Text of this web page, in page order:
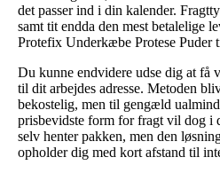
det passer ind i din kalender.
samt tit endda den mest betalelige
Protefix Underkæbe Protese Puder
Du kunne endvidere udse dig at få
til dit arbejdes adresse. Metoden
bekostelig, men til gengæld
prisbevidste form for fragt vil dog i
selv henter pakken, men den
opholder dig med kort afstand til